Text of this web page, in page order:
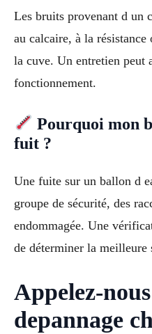
Les bruits provenant d un
au calcaire, à la
la cuve. Un entretien peut
fonctionnement.
Pourquoi mon
fuit ?
Une fuite sur un ballon d
groupe de sécurité, des
endommagée. Une
de déterminer la meilleure
Appelez-
depannage